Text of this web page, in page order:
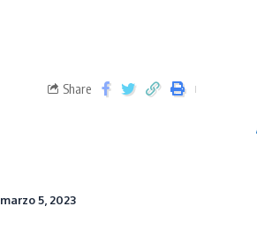
Share
marzo 5, 2023